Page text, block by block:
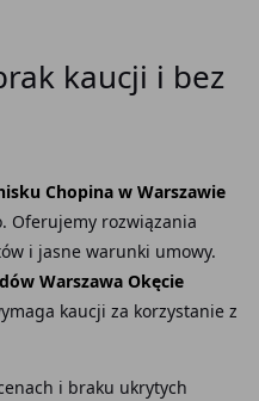
kaucji i bez
Chopina w Warszawie
Oferujemy rozwiązania
i jasne warunki umowy.
Warszawa Okęcie
kaucji za korzystanie z
i braku ukrytych